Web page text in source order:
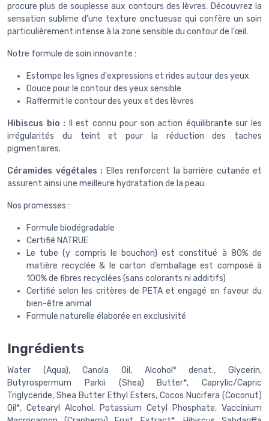
procure plus de souplesse aux contours des lèvres. Découvrez la
sensation sublime d’une texture onctueuse qui confère un soin
particulièrement intense à la zone sensible du contour de l'œil.
Notre formule de soin innovante :
Estompe les lignes d'expressions et rides autour des yeux
Douce pour le contour des yeux sensible
Raffermit le contour des yeux et des lèvres
Hibiscus bio : Il est connu pour son action équilibrante sur les
irrégularités du teint et pour la réduction des taches
pigmentaires.
Céramides végétales : Elles renforcent la barrière cutanée et
assurent ainsi une meilleure hydratation de la peau.
Nos promesses :
Formule biodégradable
Certifié NATRUE
Le tube (y compris le bouchon) est constitué à 80% de
matière recyclée & le carton d’emballage est composé à
100% de fibres recyclées (sans colorants ni additifs)
Certifié selon les critères de PETA et engagé en faveur du
bien-être animal
Formule naturelle élaborée en exclusivité
Ingrédients
Water (Aqua), Canola Oil, Alcohol* denat., Glycerin,
Butyrospermum Parkii (Shea) Butter*, Caprylic/Capric
Triglyceride, Shea Butter Ethyl Esters, Cocos Nucifera (Coconut)
Oil*, Cetearyl Alcohol, Potassium Cetyl Phosphate, Vaccinium